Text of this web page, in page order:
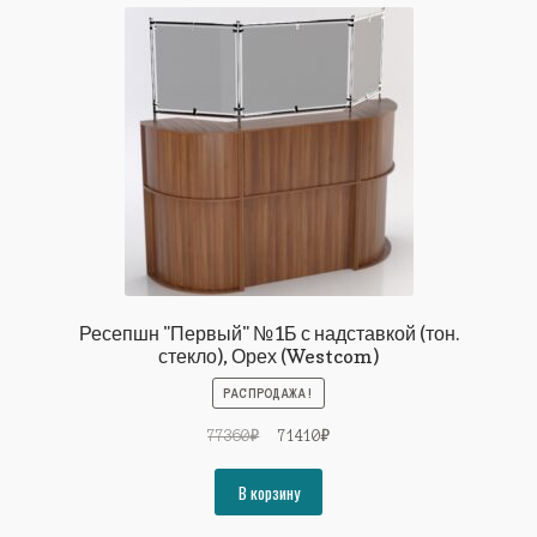
Ресепшн "Первый" №1Б с надставкой (тон.
стекло), Орех (Westcom)
РАСПРОДАЖА!
77360₽
Первоначальная
составляла
77360₽.
71410₽Текущая
В корзину